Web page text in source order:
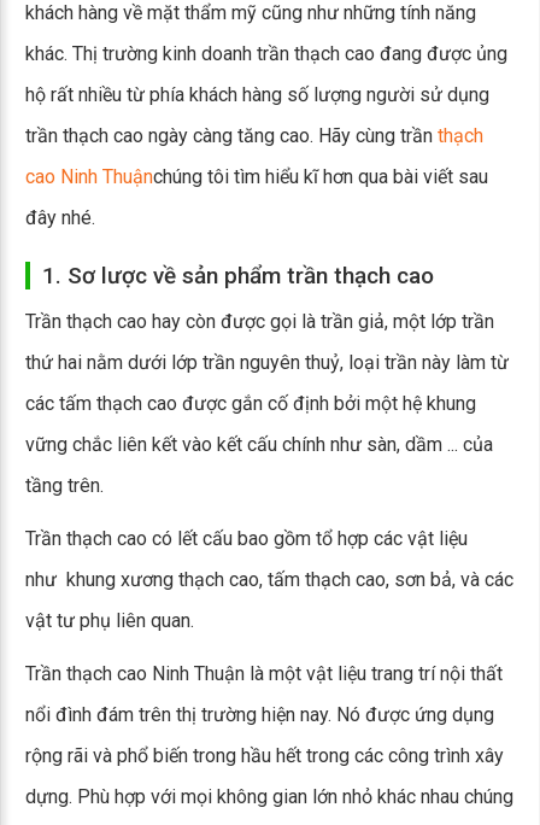
khách hàng về mặt thẩm mỹ cũng như những tính năng
khác. Thị trường kinh doanh trần thạch cao đang được ủng
hộ rất nhiều từ phía khách hàng số lượng người sử dụng
trần thạch cao ngày càng tăng cao. Hãy cùng trần thạch
cao Ninh Thuậnchúng tôi tìm hiểu kĩ hơn qua bài viết sau
đây nhé.
1. Sơ lược về sản phẩm trần thạch cao
Trần thạch cao hay còn được gọi là trần giả, một lớp trần
thứ hai nằm dưới lớp trần nguyên thuỷ, loại trần này làm từ
các tấm thạch cao được gắn cố định bởi một hệ khung
vững chắc liên kết vào kết cấu chính như sàn, dầm ... của
tầng trên.
Trần thạch cao có lết cấu bao gồm tổ hợp các vật liệu
như khung xương thạch cao, tấm thạch cao, sơn bả, và các
vật tư phụ liên quan.
Trần thạch cao Ninh Thuận là một vật liệu trang trí nội thất
nổi đình đám trên thị trường hiện nay. Nó được ứng dụng
rộng rãi và phổ biến trong hầu hết trong các công trình xây
dựng. Phù hợp với mọi không gian lớn nhỏ khác nhau chúng